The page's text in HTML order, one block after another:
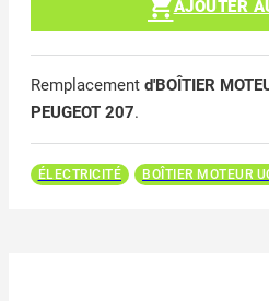
AJOUTER
Remplacement d'BOÎTIER
PEUGEOT 207.
ÉLECTRICITÉ BOÎTIER MOTEUR